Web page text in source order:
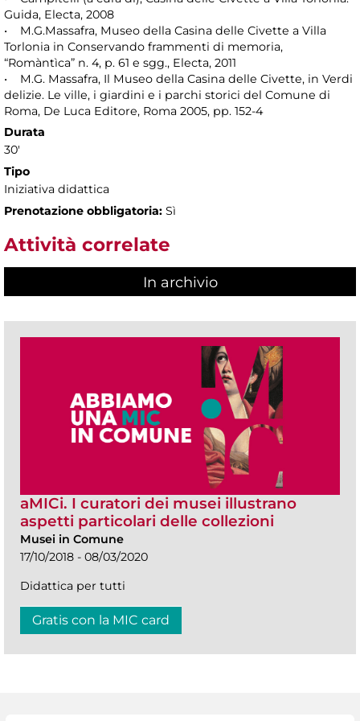
Guida, Electa, 2008
• M.G.Massafra, Museo della Casina delle Civette a Villa
Torlonia in Conservando frammenti di memoria,
“Romàntìca” n. 4, p. 61 e sgg., Electa, 2011
• M.G. Massafra, Il Museo della Casina delle Civette, in Verdi
delizie. Le ville, i giardini e i parchi storici del Comune di
Roma, De Luca Editore, Roma 2005, pp. 152-4
Durata
30'
Tipo
Iniziativa didattica
Prenotazione obbligatoria: Sì
Attività correlate
In archivio
aMICi. I curatori dei musei illustrano
aspetti particolari delle collezioni
Musei in Comune
17/10/2018 - 08/03/2020
Didattica per tutti
Gratis con la MIC card